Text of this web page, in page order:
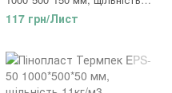
10кг/м3
117 грн/Лист